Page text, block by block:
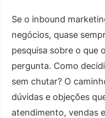
Se o inbound
negócios, quase
pesquisa sobre o que
pergunta. Como
sem chutar? O
dúvidas e objeções
atendimento, vendas